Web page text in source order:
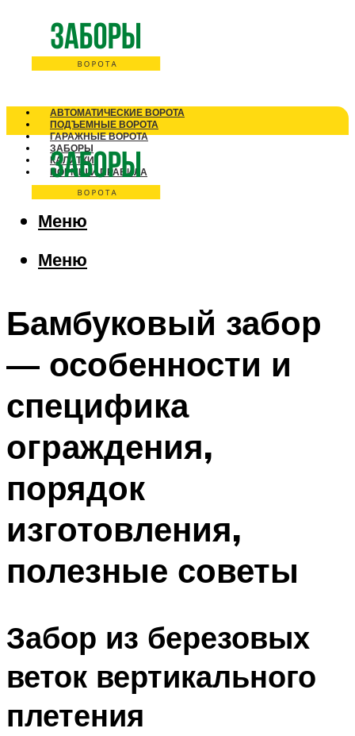
АВТОМАТИЧЕСКИЕ ВОРОТА
ПОДЪЕМНЫЕ ВОРОТА
ГАРАЖНЫЕ ВОРОТА
ЗАБОРЫ
КАЛИТКИ
НОРМЫ И ПРАВИЛА
Меню
Меню
Бамбуковый забор
— особенности и
специфика
ограждения,
порядок
изготовления,
полезные советы
Забор из березовых
веток вертикального
плетения